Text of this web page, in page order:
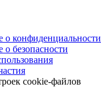
о конфиденциальности
безопасности
cookie-файлов